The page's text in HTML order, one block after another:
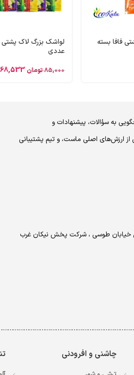
فافا بسته
عددی
85,000تومان 68,533
به سؤالات، پیشنهادات و
ارزش‌های اصلی ماست، و تیم پشتیبانی
خیابان طوسی ، شرکت پخش نیکان غرب
چاشنی و افرودنی